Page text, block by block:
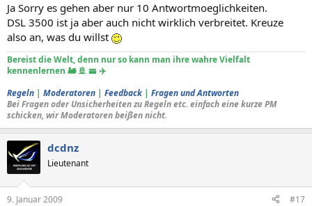
Ja Sorry es gehen aber nur 10 Antwortmoeglichkeiten.
DSL 3500 ist ja aber auch nicht wirklich verbreitet. Kreuze
also an, was du willst
Bereist die Welt, denn nur so kann man ihre wahre Vielfalt
kennenlernen 🚂 🚢 🚟 ✈️
Regeln | Moderatoren | Feedback | Fragen und Antworten
Bei Fragen oder Unsicherheiten zu Regeln etc. einfach eine kurze PM
schicken, wir Moderatoren beißen nicht.
dcdnz
Lieutenant
9. Januar 2009 #17